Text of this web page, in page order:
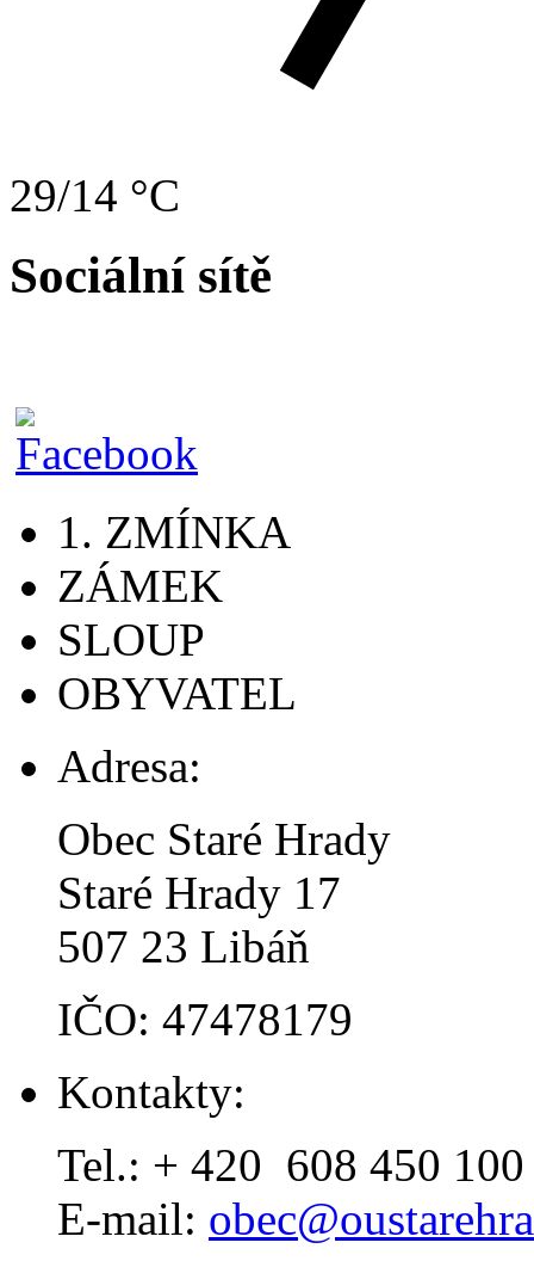
29/14 °C
Sociální sítě
1. ZMÍNKA
ZÁMEK
SLOUP
OBYVATEL
Adresa:
Obec Staré Hrady
Staré Hrady 17
507 23 Libáň
IČO: 47478179
Kontakty:
Tel.: + 420 608 450 100
E-mail: